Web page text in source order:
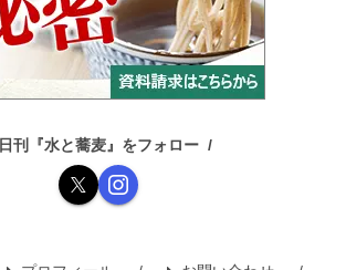
日刊『水と蕎麦』をフォロー